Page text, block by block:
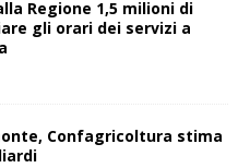
Regione 1,5 milioni di
gli orari dei servizi a
Confagricoltura stima